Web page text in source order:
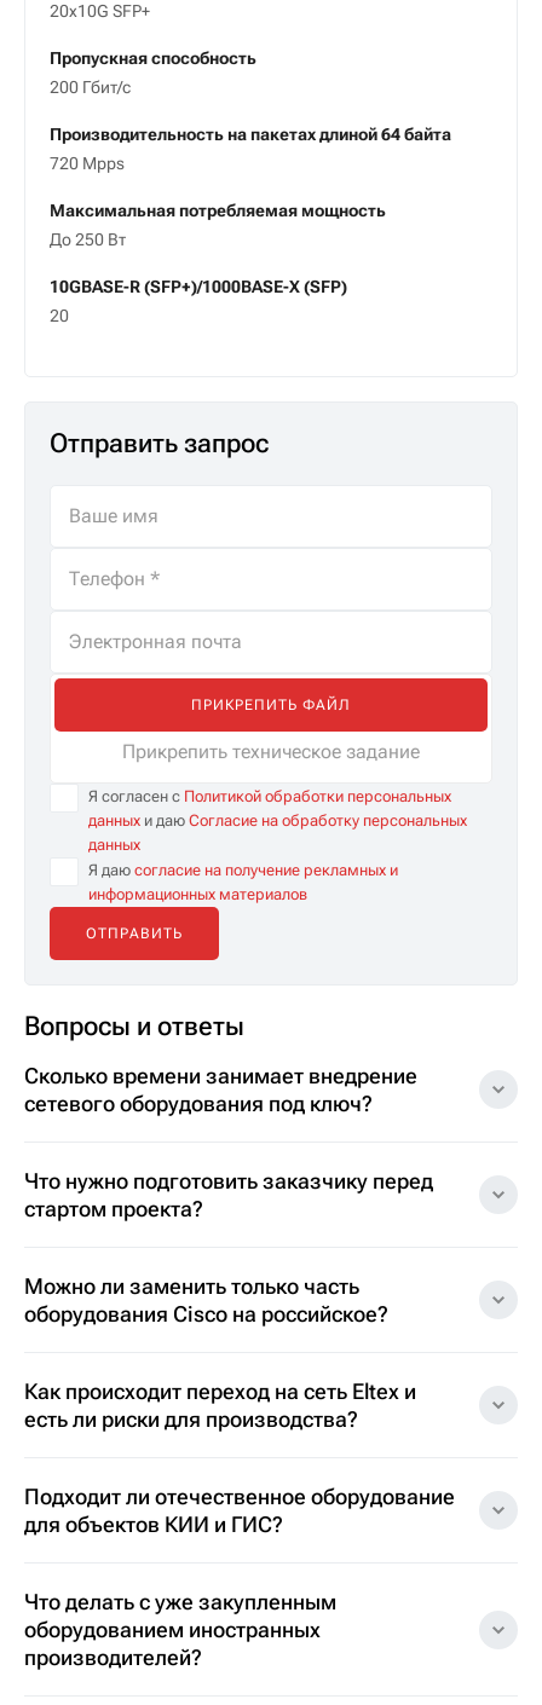
20x10G SFP+
Пропускная способность
200 Гбит/с
Производительность на пакетах длиной 64 байта
720 Mpps
Максимальная потребляемая мощность
До 250 Вт
10GBASE-R (SFP+)/1000BASE-X (SFP)
20
Отправить запрос
ПРИКРЕПИТЬ ФАЙЛ
Прикрепить техническое задание
Я согласен с Политикой обработки персональных
данных и даю Согласие на обработку персональных
данных
Я даю согласие на получение рекламных и
информационных материалов
Вопросы и ответы
Сколько времени занимает внедрение
сетевого оборудования под ключ?
Что нужно подготовить заказчику перед
стартом проекта?
Можно ли заменить только часть
оборудования Cisco на российское?
Как происходит переход на сеть Eltex и
есть ли риски для производства?
Подходит ли отечественное оборудование
для объектов КИИ и ГИС?
Что делать с уже закупленным
оборудованием иностранных
производителей?